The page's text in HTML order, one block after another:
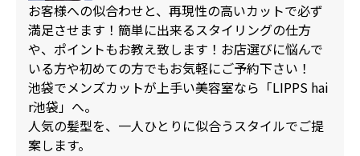
お客様への似合わせと、再現性の高いカットで必ず
満足させます！簡単に出来るスタイリングの仕方
や、ポイントもお教え致します！お店選びに悩んで
いる方や初めての方でもお気軽にご予約下さい！
池袋でメンズカットが上手い美容室なら「LIPPS hai
r池袋」へ。
人気の髪型を、一人ひとりに似合うスタイルでご提
案します。